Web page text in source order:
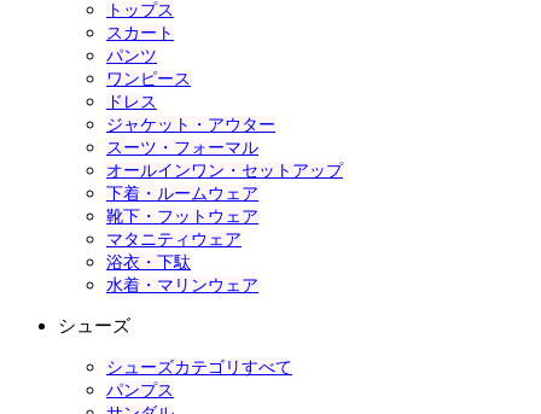
トップス
スカート
パンツ
ワンピース
ドレス
ジャケット・アウター
スーツ・フォーマル
オールインワン・セットアップ
下着・ルームウェア
靴下・フットウェア
マタニティウェア
浴衣・下駄
水着・マリンウェア
シューズ
シューズカテゴリすべて
パンプス